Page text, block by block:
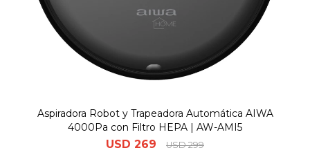
Aspiradora Robot y Trapeadora Automática AIWA
4000Pa con Filtro HEPA | AW-AMI5
USD 269 USD 299